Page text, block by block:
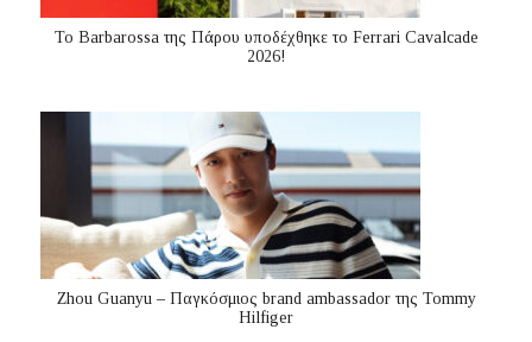
Το Barbarossa της Πάρου υποδέχθηκε το Ferrari Cavalcade
2026!
Zhou Guanyu – Παγκόσμιος brand ambassador της Tommy
Hilfiger